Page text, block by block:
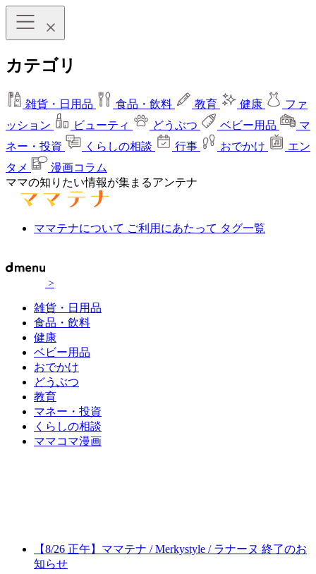
カテゴリ
雑貨・日用品 食品・飲料 教育 健康
ファ
ッション
ビューティ どうぶつ ベビー用品
マ
ネー・投資
くらしの相談 行事 おでかけ
エン
タメ
漫画コラム
ママの知りたい情報が集まるアンテナ
ママテナについて ご利用にあたって タグ一覧
>
雑貨・日用品
食品・飲料
健康
ベビー用品
おでかけ
どうぶつ
教育
マネー・投資
くらしの相談
ママコマ漫画
【8/26 正午】ママテナ / Merkystyle / ラナーヌ 終了のお
知らせ